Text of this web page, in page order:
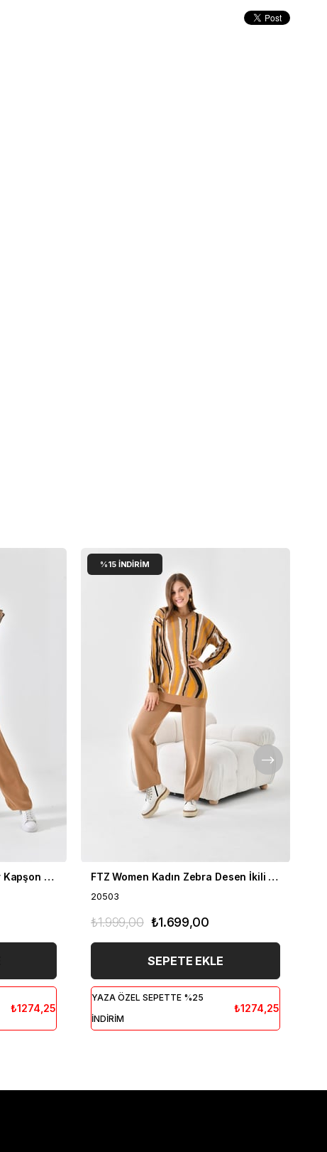
FTZ Women Kadın Fermuar Kapşon Detay İkili Takım Bisküvi 21-6038
₺1274,25
FTZ Women Kadın Zebra Desen İkili Takım Bisküvi 20503
20503
₺1.699,00
₺1.999,00
SEPETE EKLE
YAZA ÖZEL SEPETTE %25
İNDİRİM
₺1274,25
%15 İNDIRIM